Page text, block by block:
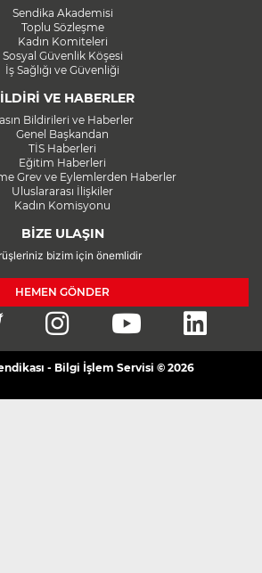
Sendika Akademisi
Toplu Sözleşme
Kadın Komiteleri
Sosyal Güvenlik Köşesi
İş Sağlığı ve Güvenliği
VE HABERLER
Bildirileri ve Haberler
Genel Başkandan
TİS Haberleri
Eğitim Haberleri
Grev ve Eylemlerden Haberler
Uluslararası İlişkiler
Kadın Komisyonu
BİZE ULAŞIN
bizim için önemlidir
HEMEN GÖNDER
- Bilgi İşlem Servisi © 2026